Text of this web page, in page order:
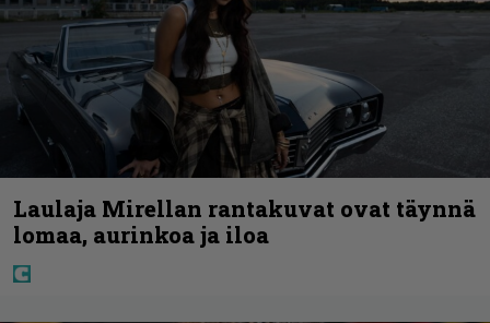
Laulaja Mirellan rantakuvat ovat täynnä
lomaa, aurinkoa ja iloa